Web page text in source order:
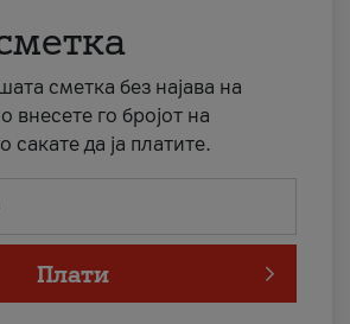
сметка без најава на
внесете го бројот на
сакате да ја платите.
Плати